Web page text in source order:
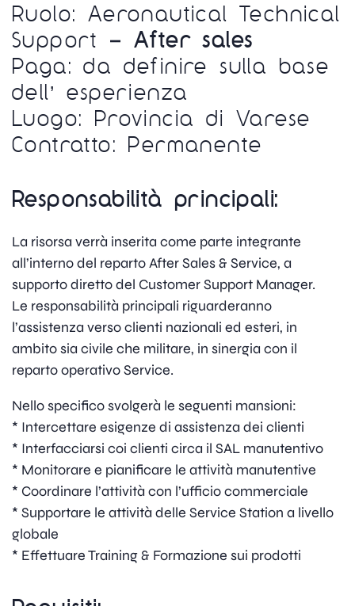
Ruolo: Aeronautical Technical
Support – After sales
Paga: da definire sulla base
dell’ esperienza
Luogo: Provincia di Varese
Contratto: Permanente
Responsabilità principali:
La risorsa verrà inserita come parte integrante
all’interno del reparto After Sales & Service, a
supporto diretto del Customer Support Manager.
Le responsabilità principali riguarderanno
l’assistenza verso clienti nazionali ed esteri, in
ambito sia civile che militare, in sinergia con il
reparto operativo Service.
Nello specifico svolgerà le seguenti mansioni:
* Intercettare esigenze di assistenza dei clienti
* Interfacciarsi coi clienti circa il SAL manutentivo
* Monitorare e pianificare le attività manutentive
* Coordinare l’attività con l’ufficio commerciale
* Supportare le attività delle Service Station a livello
globale
* Effettuare Training & Formazione sui prodotti